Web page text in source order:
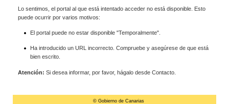
Lo sentimos, el portal al que está intentado acceder no está disponible. Esto
puede ocurrir por varios motivos:
El portal puede no estar disponible "Temporalmente".
Ha introducido un URL incorrecto. Compruebe y asegúrese de que está
bien escrito.
Atención: Si desea informar, por favor, hágalo desde Contacto.
© Gobierno de Canarias